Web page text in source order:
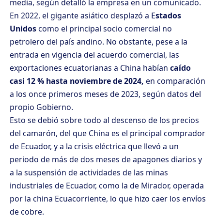
media, según detalló la empresa en un comunicado.
En 2022, el gigante asiático desplazó a Estados
Unidoscomo el principal socio comercial no
petrolero del país andino. No obstante, pese a la
entrada en vigencia del acuerdo comercial, las
exportaciones ecuatorianas a China habían caído
casi 12 % hasta noviembre de 2024, en comparación
a los once primeros meses de 2023, según datos del
propio Gobierno.
Esto se debió sobre todo al descenso de los precios
del camarón, del que China es el principal comprador
de Ecuador, y a la crisis eléctrica que llevó a un
periodo de más de dos meses de apagones diarios y
a la suspensión de actividades de las minas
industriales de Ecuador, como la de Mirador, operada
por la china Ecuacorriente, lo que hizo caer los envíos
de cobre.